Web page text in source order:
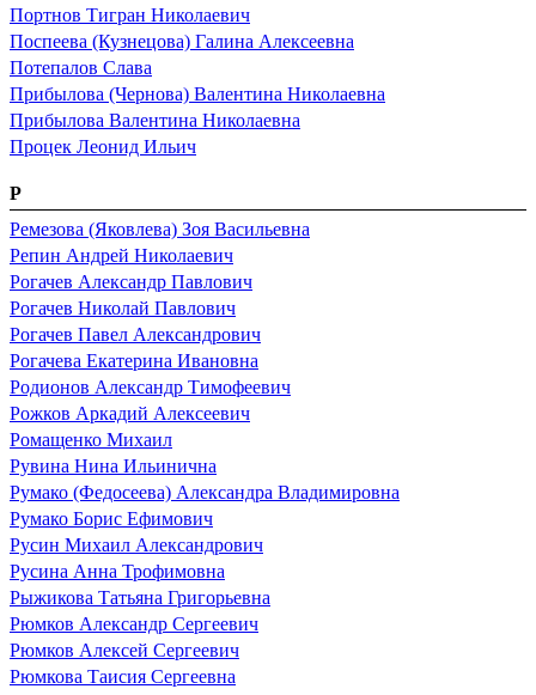
Портнов Тигран Николаевич
Поспеева (Кузнецова) Галина Алексеевна
Потепалов Слава
Прибылова (Чернова) Валентина Николаевна
Прибылова Валентина Николаевна
Процек Леонид Ильич
Р
Ремезова (Яковлева) Зоя Васильевна
Репин Андрей Николаевич
Рогачев Александр Павлович
Рогачев Николай Павлович
Рогачев Павел Александрович
Рогачева Екатерина Ивановна
Родионов Александр Тимофеевич
Рожков Аркадий Алексеевич
Ромащенко Михаил
Рувина Нина Ильинична
Румако (Федосеева) Александра Владимировна
Румако Борис Ефимович
Русин Михаил Александрович
Русина Анна Трофимовна
Рыжикова Татьяна Григорьевна
Рюмков Александр Сергеевич
Рюмков Алексей Сергеевич
Рюмкова Таисия Сергеевна